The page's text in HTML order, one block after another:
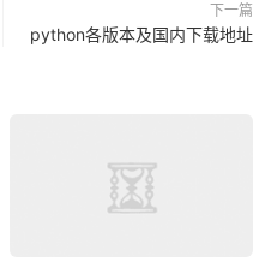
中的第二个参数，得到明文密码。
下一篇
python各版本及国内下载地址